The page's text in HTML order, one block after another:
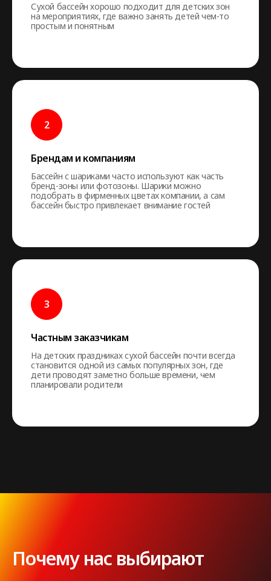
Сухой бассейн хорошо подходит для детских зон
на мероприятиях, где важно занять детей чем-то
простым и понятным
Брендам и компаниям
Бассейн с шариками часто используют как часть
бренд-зоны или фотозоны. Шарики можно
подобрать в фирменных цветах компании, а сам
бассейн быстро привлекает внимание гостей
Частным заказчикам
На детских праздниках сухой бассейн почти всегда
становится одной из самых популярных зон, где
дети проводят заметно больше времени, чем
планировали родители
Почему нас выбирают